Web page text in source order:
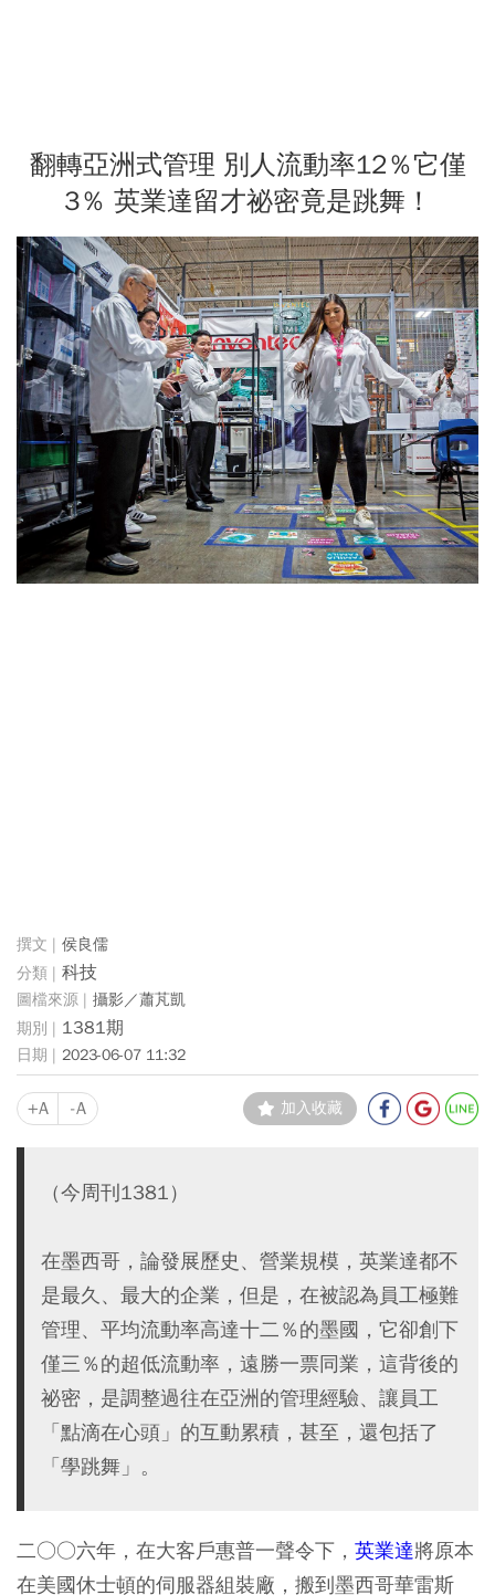
翻轉亞洲式管理 別人流動率12％它僅
3％ 英業達留才祕密竟是跳舞！
侯良儒
科技
攝影／蕭芃凱
1381期
2023-06-07 11:32
+A -A 加入收藏
（今周刊1381）
在墨西哥，論發展歷史、營業規模，英業達都不
是最久、最大的企業，但是，在被認為員工極難
管理、平均流動率高達十二％的墨國，它卻創下
僅三％的超低流動率，遠勝一票同業，這背後的
祕密，是調整過往在亞洲的管理經驗、讓員工
「點滴在心頭」的互動累積，甚至，還包括了
「學跳舞」。
二○○六年，在大客戶惠普一聲令下， 英業達將原本
在美國休士頓的伺服器組裝廠，搬到墨西哥華雷斯